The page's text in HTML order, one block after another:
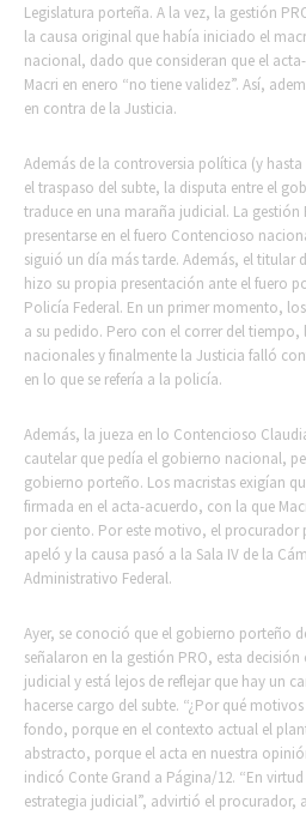
Legislatura porteña. A la vez, la gestión
la causa original que había iniciado el
nacional, dado que consideran que el
Macri en enero “no tiene validez”. Así,
en contra de la Justicia.
Además de la controversia política (y
el traspaso del subte, la disputa entre el
traduce en una maraña judicial. La gestión
presentarse en el fuero Contencioso
siguió un día más tarde. Además, el titular
hizo su propia presentación ante el fuero
Policía Federal. En un primer momento,
a su pedido. Pero con el correr del
nacionales y finalmente la Justicia falló
en lo que se refería a la policía.
Además, la jueza en lo Contencioso
cautelar que pedía el gobierno nacional,
gobierno porteño. Los macristas exigían
firmada en el acta-acuerdo, con la que
por ciento. Por este motivo, el procurador
apeló y la causa pasó a la Sala IV de la
Administrativo Federal.
Ayer, se conoció que el gobierno porteño
señalaron en la gestión PRO, esta
judicial y está lejos de reflejar que hay un
hacerse cargo del subte. “¿Por qué
fondo, porque en el contexto actual el
abstracto, porque el acta en nuestra
indicó Conte Grand a Página/12. “En
estrategia judicial”, advirtió el procurador,